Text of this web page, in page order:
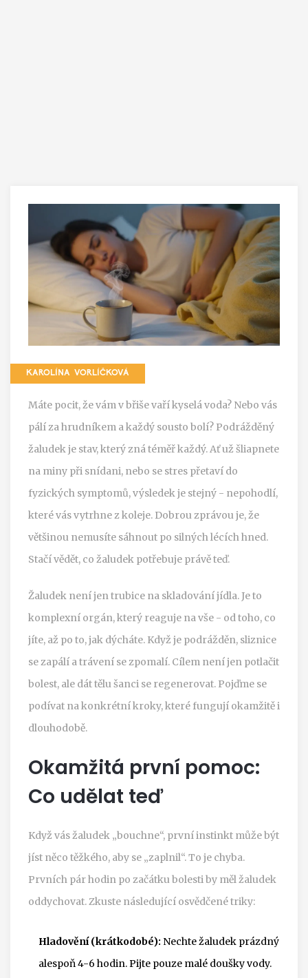
KAROLÍNA VORLÍČKOVÁ
Máte pocit, že vám v břiše vaří kyselá voda? Nebo vás
pálí za hrudníkem a každý sousto bolí? Podrážděný
žaludek je stav, který zná téměř každý. Ať už šliapnete
na miny při snídani, nebo se stres přetaví do
fyzických symptomů, výsledek je stejný - nepohodlí,
které vás vytrhne z koleje. Dobrou zprávou je, že
většinou nemusíte sáhnout po silných lécích hned.
Stačí vědět, co žaludek potřebuje právě teď.
Žaludek není jen trubice na skladování jídla. Je to
komplexní orgán, který reaguje na vše - od toho, co
jíte, až po to, jak dýcháte. Když je podrážděn, sliznice
se zapálí a trávení se zpomalí. Cílem není jen potlačit
bolest, ale dát tělu šanci se regenerovat. Pojďme se
podívat na konkrétní kroky, které fungují okamžitě i
dlouhodobě.
Okamžitá první pomoc:
Co udělat teď
Když vás žaludek „bouchne“, první instinkt může být
jíst něco těžkého, aby se „zaplnil“. To je chyba.
Prvních pár hodin po začátku bolesti by měl žaludek
oddychovat. Zkuste následující osvědčené triky:
Hladovění (krátkodobé): Nechte žaludek prázdný
alespoň 4-6 hodin. Pijte pouze malé doušky vody.